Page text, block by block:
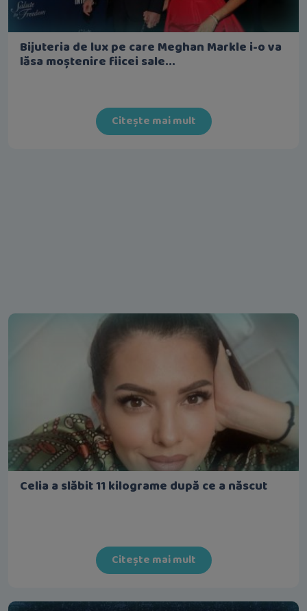
Bijuteria de lux pe care Meghan Markle i-o va
lăsa moștenire fiicei sale...
Citește mai mult
Celia a slăbit 11 kilograme după ce a născut
Citește mai mult